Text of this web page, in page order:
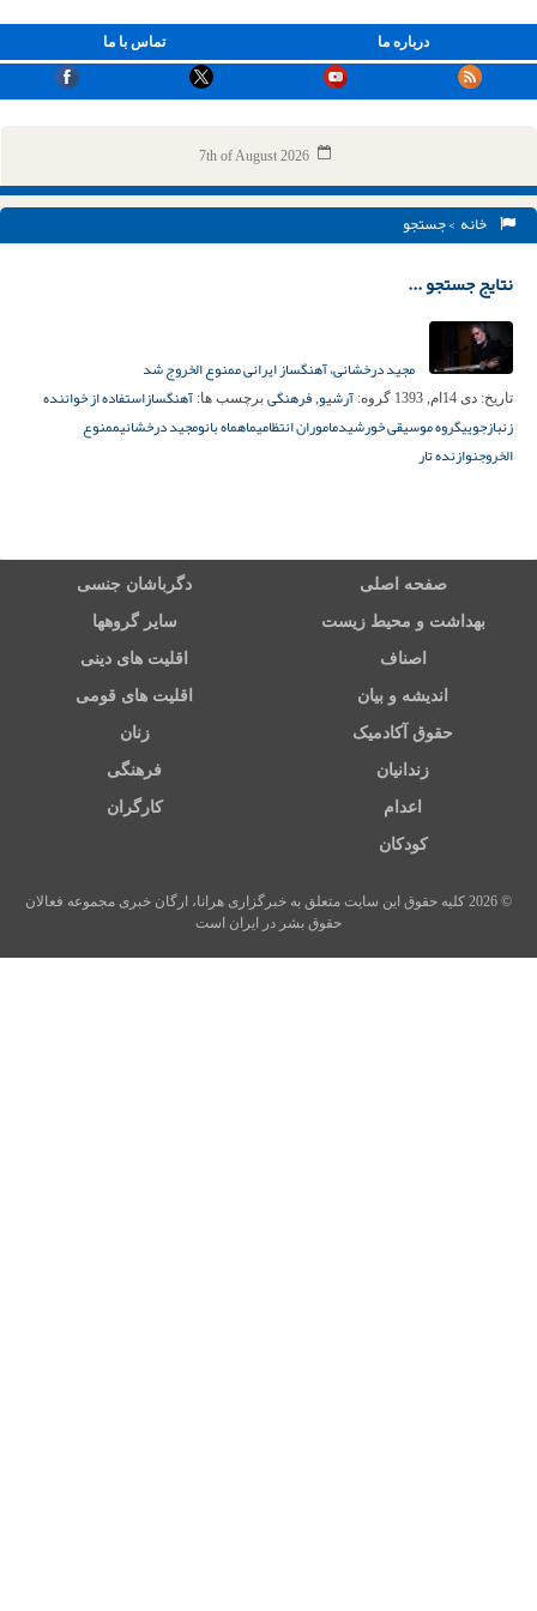
تماس با ما درباره ما
7th of August 2026
خانه > جستجو
نتایج جستجو ...
مجید درخشانی، آهنگساز ایرانی ممنوع الخروج شد
تاریخ: دی 14ام, 1393 گروه: آرشیو, فرهنگی برچسب ها: آهنگسازاستفاده از خواننده
زنبازجوییگروه موسیقی خورشیدماموران انتظامیماهماه بانومجید درخشانیممنوع
الخروجنوازنده تار
صفحه اصلی دگرباشان جنسی
بهداشت و محیط زیست سایر گروهها
اصناف اقلیت های دینی
اندیشه و بیان اقلیت های قومی
حقوق آکادمیک زنان
زندانیان فرهنگی
اعدام کارگران
کودکان
© 2026 کلیه حقوق این سایت متعلق به خبرگزاری هرانا، ارگان خبری مجموعه فعالان
حقوق بشر در ایران است